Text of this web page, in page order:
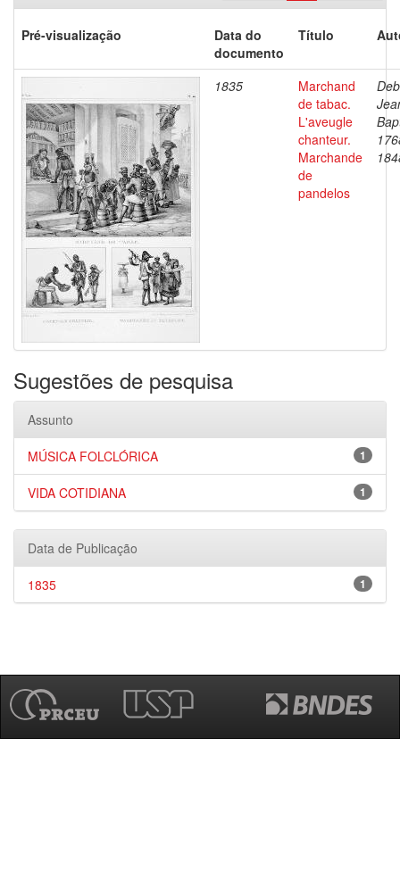
Pré-visualização
Data do
documento
Título
1835
Marchand
de tabac.
L'aveugle
chanteur.
Marchande
de
pandelos
Sugestões de pesquisa
Assunto
1
MÚSICA FOLCLÓRICA
1
VIDA COTIDIANA
Data de Publicação
1
1835